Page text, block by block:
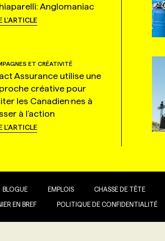
Anglomaniac
L'ARTICLE
ET CRÉATIVITÉ
Assurance utilise une
créative pour
les Canadien·nes à
à l'action
L'ARTICLE
BLOGUE EMPLOIS CHASSE DE TÊTE
EN BREF POLITIQUE DE CONFIDENTIALITÉ